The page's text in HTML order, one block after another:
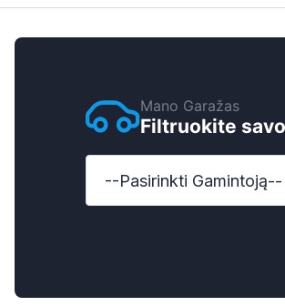
Mano Garažas
Filtruokite
--Pasirinkti Gamintoją--